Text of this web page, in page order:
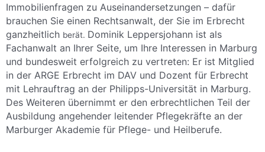
Immobilienfragen zu Auseinandersetzungen – dafür
brauchen Sie einen Rechtsanwalt, der Sie im Erbrecht
ganzheitlich berät. Dominik Leppersjohann ist als
Fachanwalt an Ihrer Seite, um Ihre Interessen in Marburg
und bundesweit erfolgreich zu vertreten: Er ist Mitglied
in der ARGE Erbrecht im DAV und Dozent für Erbrecht
mit Lehrauftrag an der Philipps-Universität in Marburg.
Des Weiteren übernimmt er den erbrechtlichen Teil der
Ausbildung angehender leitender Pflegekräfte an der
Marburger Akademie für Pflege- und Heilberufe.